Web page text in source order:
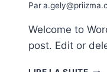
Par
Welcome to
post. Edit or